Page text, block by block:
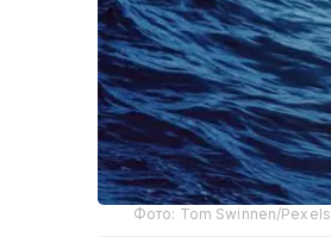
Фото: Tom Swinnen/Pexels